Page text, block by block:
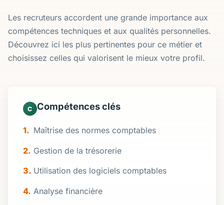
Les recruteurs accordent une grande importance aux
compétences techniques et aux qualités personnelles.
Découvrez ici les plus pertinentes pour ce métier et
choisissez celles qui valorisent le mieux votre profil.
C Compétences clés
Maîtrise des normes comptables
Gestion de la trésorerie
Utilisation des logiciels comptables
Analyse financière